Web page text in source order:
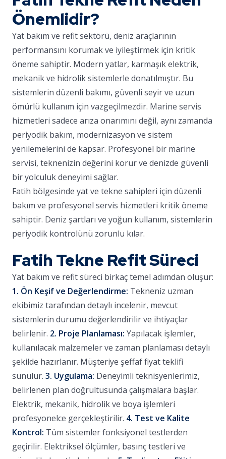
Önemlidir?
Yat bakım ve refit sektörü, deniz araçlarının
performansını korumak ve iyileştirmek için kritik
öneme sahiptir. Modern yatlar, karmaşık elektrik,
mekanik ve hidrolik sistemlerle donatılmıştır. Bu
sistemlerin düzenli bakımı, güvenli seyir ve uzun
ömürlü kullanım için vazgeçilmezdir. Marine servis
hizmetleri sadece arıza onarımını değil, aynı zamanda
periyodik bakım, modernizasyon ve sistem
yenilemelerini de kapsar. Profesyonel bir marine
servisi, teknenizin değerini korur ve denizde güvenli
bir yolculuk deneyimi sağlar.
Fatih bölgesinde yat ve tekne sahipleri için düzenli
bakım ve profesyonel servis hizmetleri kritik öneme
sahiptir. Deniz şartları ve yoğun kullanım, sistemlerin
periyodik kontrolünü zorunlu kılar.
Fatih Tekne Refit Süreci
Yat bakım ve refit süreci birkaç temel adımdan oluşur:
1. Ön Keşif ve Değerlendirme: Tekneniz uzman
ekibimiz tarafından detaylı incelenir, mevcut
sistemlerin durumu değerlendirilir ve ihtiyaçlar
belirlenir. 2. Proje Planlaması: Yapılacak işlemler,
kullanılacak malzemeler ve zaman planlaması detaylı
şekilde hazırlanır. Müşteriye şeffaf fiyat teklifi
sunulur. 3. Uygulama: Deneyimli teknisyenlerimiz,
belirlenen plan doğrultusunda çalışmalara başlar.
Elektrik, mekanik, hidrolik ve boya işlemleri
profesyonelce gerçekleştirilir. 4. Test ve Kalite
Kontrol: Tüm sistemler fonksiyonel testlerden
geçirilir. Elektriksel ölçümler, basınç testleri ve